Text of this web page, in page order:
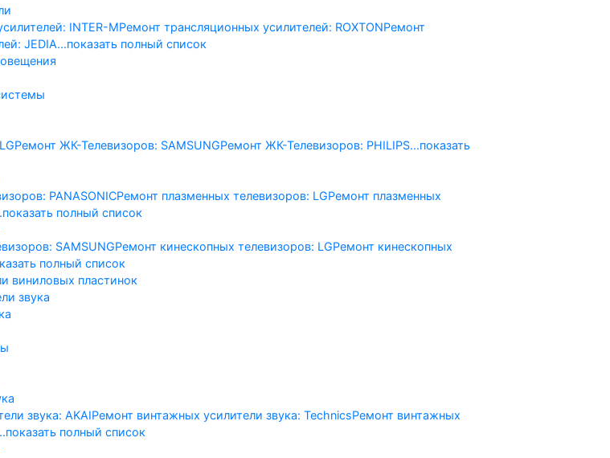
INTER-MРемонт трансляционных усилителей: ROXTONРемонт
JEDIA...показать полный список
Ремонт ЖК-Телевизоров: SAMSUNGРемонт ЖК-Телевизоров: PHILIPS...показать
PANASONICРемонт плазменных телевизоров: LGРемонт плазменных
полный список
SAMSUNGРемонт кинескопных телевизоров: LGРемонт кинескопных
полный список
виниловых пластинок
звука
звука: AKAIРемонт винтажных усилители звука: TechnicsРемонт винтажных
полный список